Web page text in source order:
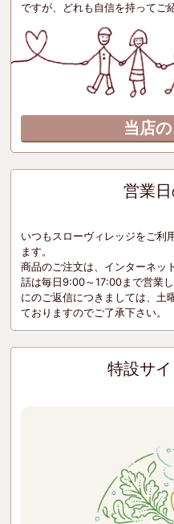
ですが、どれも自信を持ってご
当店
営業
いつもスローヴィレッジをご利
ます。
商品のご注文は、インターネッ
話は毎日9:00～17:00まで営業
にのご返信につきましては、土
ておりますのでご了承下さい。
特設サ